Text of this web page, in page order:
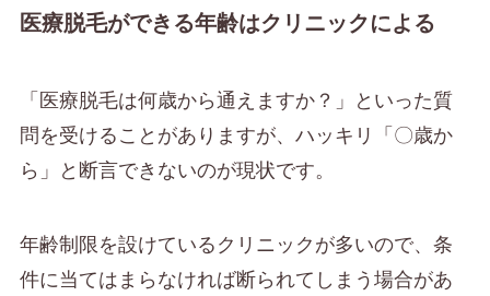
医療脱毛ができる年齢はクリニックによる
「医療脱毛は何歳から通えますか？」といった質
問を受けることがありますが、ハッキリ「〇歳か
ら」と断言できないのが現状です。
年齢制限を設けているクリニックが多いので、条
件に当てはまらなければ断られてしまう場合があ